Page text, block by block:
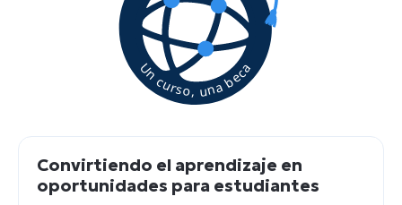
Convirtiendo el aprendizaje en
oportunidades para estudiantes